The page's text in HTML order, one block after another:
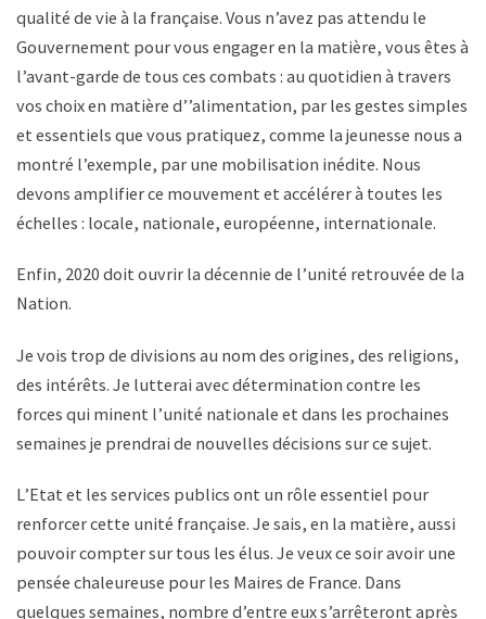
qualité de vie à la française. Vous n’avez pas attendu le
Gouvernement pour vous engager en la matière, vous êtes à
l’avant-garde de tous ces combats : au quotidien à travers
vos choix en matière d’’alimentation, par les gestes simples
et essentiels que vous pratiquez, comme la jeunesse nous a
montré l’exemple, par une mobilisation inédite. Nous
devons amplifier ce mouvement et accélérer à toutes les
échelles : locale, nationale, européenne, internationale.
Enfin, 2020 doit ouvrir la décennie de l’unité retrouvée de la
Nation.
Je vois trop de divisions au nom des origines, des religions,
des intérêts. Je lutterai avec détermination contre les
forces qui minent l’unité nationale et dans les prochaines
semaines je prendrai de nouvelles décisions sur ce sujet.
L’Etat et les services publics ont un rôle essentiel pour
renforcer cette unité française. Je sais, en la matière, aussi
pouvoir compter sur tous les élus. Je veux ce soir avoir une
pensée chaleureuse pour les Maires de France. Dans
quelques semaines, nombre d’entre eux s’arrêteront après